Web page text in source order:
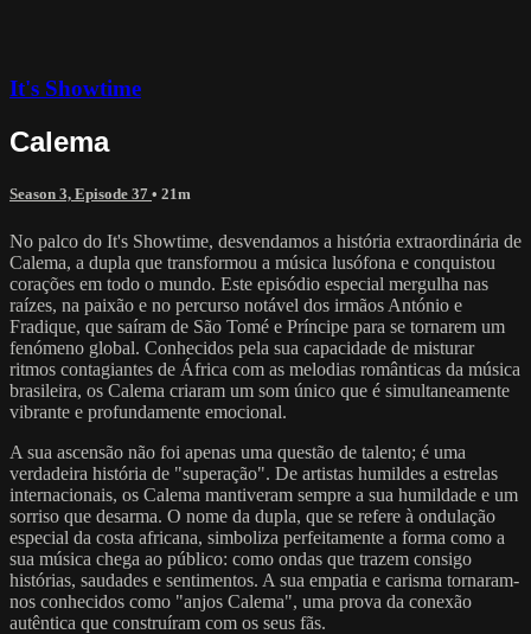
It's Showtime
Calema
Season 3, Episode 37 • 21m
No palco do It's Showtime, desvendamos a história extraordinária de
Calema, a dupla que transformou a música lusófona e conquistou
corações em todo o mundo. Este episódio especial mergulha nas
raízes, na paixão e no percurso notável dos irmãos António e
Fradique, que saíram de São Tomé e Príncipe para se tornarem um
fenómeno global. Conhecidos pela sua capacidade de misturar
ritmos contagiantes de África com as melodias românticas da música
brasileira, os Calema criaram um som único que é simultaneamente
vibrante e profundamente emocional.
A sua ascensão não foi apenas uma questão de talento; é uma
verdadeira história de "superação". De artistas humildes a estrelas
internacionais, os Calema mantiveram sempre a sua humildade e um
sorriso que desarma. O nome da dupla, que se refere à ondulação
especial da costa africana, simboliza perfeitamente a forma como a
sua música chega ao público: como ondas que trazem consigo
histórias, saudades e sentimentos. A sua empatia e carisma tornaram-
nos conhecidos como "anjos Calema", uma prova da conexão
autêntica que construíram com os seus fãs.